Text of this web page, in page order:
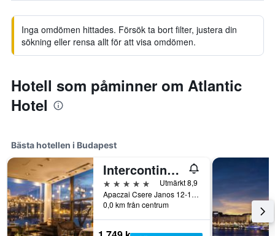
Inga omdömen hittades. Försök ta bort filter, justera din
sökning eller rensa allt för att visa omdömen.
Hotell som påminner om Atlantic
Hotel
Bästa hotellen i Budapest
Intercontinental Hotels Budapest By IHG
5 stjärnor
Utmärkt 8,9
Apaczai Csere Janos 12-14, Budapest, Ungern
0,0 km från centrum